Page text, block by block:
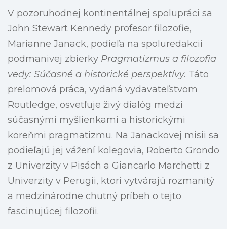
V pozoruhodnej kontinentálnej spolupráci sa
John Stewart Kennedy profesor filozofie,
Marianne Janack, podieľa na spoluredakcii
podmanivej zbierky Pragmatizmus a filozofia
vedy: Súčasné a historické perspektívy. Táto
prelomová práca, vydaná vydavateľstvom
Routledge, osvetľuje živý dialóg medzi
súčasnými myšlienkami a historickými
koreňmi pragmatizmu. Na Janackovej misii sa
podieľajú jej vážení kolegovia, Roberto Grondo
z Univerzity v Pisách a Giancarlo Marchetti z
Univerzity v Perugii, ktorí vytvárajú rozmanitý
a medzinárodne chutný príbeh o tejto
fascinujúcej filozofii.